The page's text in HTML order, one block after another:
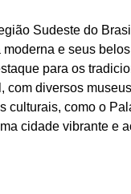
Sudeste do
e seus
para os
diversos
como o
cidade vibrante e